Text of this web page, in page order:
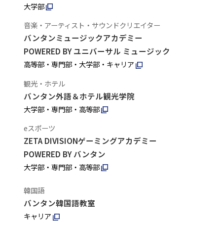
大学部
音楽・アーティスト・サウンドクリエイター
バンタンミュージックアカデミー
POWERED BY ユニバーサル ミュージック
高等部・専門部・大学部・キャリア
観光・ホテル
バンタン外語＆ホテル観光学院
大学部・専門部・高等部
eスポーツ
ZETA DIVISIONゲーミングアカデミー
POWERED BY バンタン
大学部・専門部・高等部
韓国語
バンタン韓国語教室
キャリア